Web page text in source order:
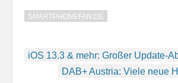
SMARTPHONEFAN.DE
Beitragsnavigation
iOS 13.3 & mehr: Großer Update-
DAB+ Austria: Viele neue